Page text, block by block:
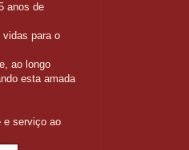
anos de
vidas para o
ao longo
esta amada
e serviço ao